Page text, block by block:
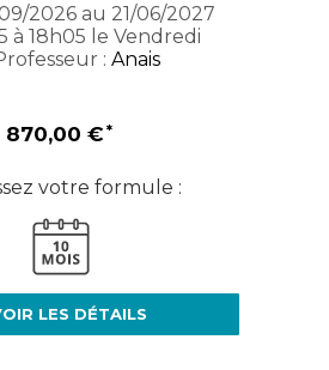
2026 au 21/06/2027
à 18h05 le Vendredi
: Anais
870,00 €
votre formule :
LES DÉTAILS